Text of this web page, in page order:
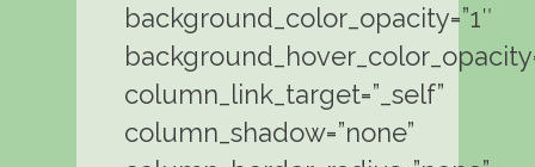
background_color_opacity=”1″
column_link_target=”_self”
column_shadow=”none”